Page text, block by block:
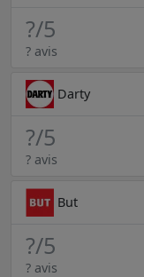
?/5
? avis
Darty
?/5
? avis
But
?/5
? avis